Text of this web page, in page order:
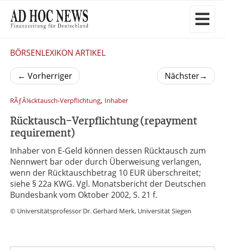
BÖRSENLEXIKON ARTIKEL
← Vorherriger Nächster→
RÃƒÂ¼cktausch-Verpflichtung, Inhaber
Rücktausch-Verpflichtung (repayment
requirement)
Inhaber von E-Geld können dessen Rücktausch zum
Nennwert bar oder durch Überweisung verlangen,
wenn der Rücktauschbetrag 10 EUR überschreitet;
siehe § 22a KWG. Vgl. Monatsbericht der Deutschen
Bundesbank vom Oktober 2002, S. 21 f.
© Universitätsprofessor Dr. Gerhard Merk, Universität Siegen